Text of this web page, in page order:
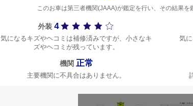
このお車は第三者機関(JAAA)が鑑定を行い、その結果を
外装 4
気になるキズやヘコミは補修済みですが、小さなキ
ズやヘコミが残っています。
気
機関 正常
主要機関に不具合はありません。